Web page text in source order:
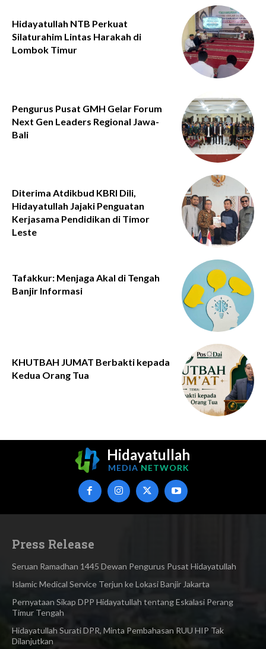
Hidayatullah NTB Perkuat
Silaturahim Lintas Harakah di
Lombok Timur
Pengurus Pusat GMH Gelar Forum
Next Gen Leaders Regional Jawa-
Bali
Diterima Atdikbud KBRI Dili,
Hidayatullah Jajaki Penguatan
Kerjasama Pendidikan di Timor
Leste
Tafakkur: Menjaga Akal di Tengah
Banjir Informasi
KHUTBAH JUMAT Berbakti kepada
Kedua Orang Tua
Hidayatullah
MEDIA NETWORK
Press Release
Seruan Ramadhan 1445 Dewan Pengurus Pusat Hidayatullah
Islamic Medical Service Terjun ke Lokasi Banjir Jakarta
Pernyataan Sikap DPP Hidayatullah tentang Eskalasi Perang
Timur Tengah
Hidayatullah Surati DPR, Minta Pembahasan RUU HIP Tak
Dilanjutkan